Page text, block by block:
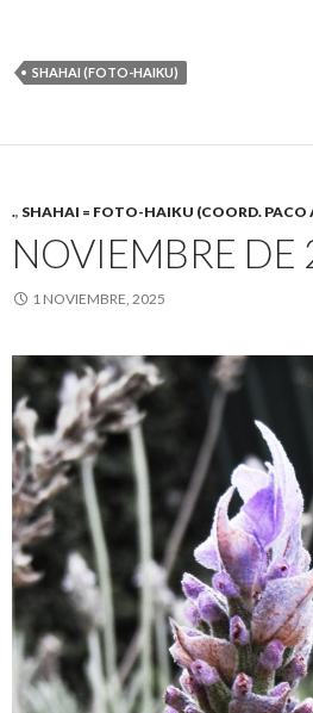
SHAHAI (FOTO-HAIKU)
., SHAHAI = FOTO-HAIKU (COORD. PACO
NOVIEMBRE DE
1 NOVIEMBRE, 2025